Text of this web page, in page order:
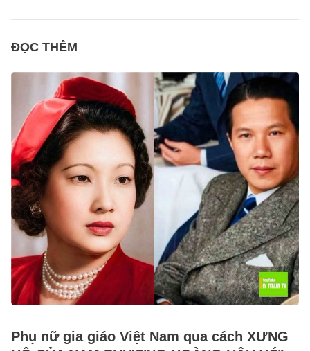
ĐỌC THÊM
Phụ nữ gia giáo Việt Nam qua cách XƯNG